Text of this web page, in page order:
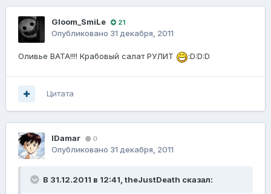
Gloom_SmiLe 21
Опубликовано 31 декабря, 2011
Оливье ВАТА!!!! Крабовый салат РУЛИТ :D:D:D
Цитата
IDamar 0
Опубликовано 31 декабря, 2011
В 31.12.2011 в 12:41, theJustDeath сказал: